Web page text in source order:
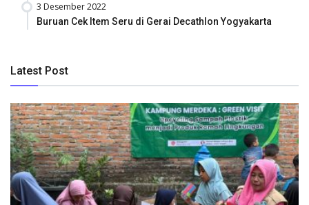
3 Desember 2022
Buruan Cek Item Seru di Gerai Decathlon Yogyakarta
Latest Post